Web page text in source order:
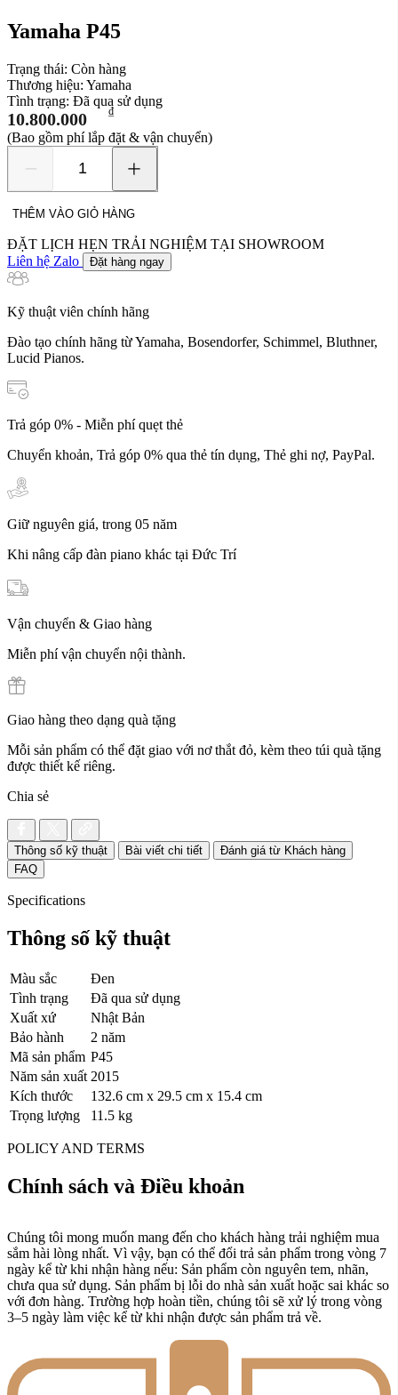
Yamaha P45
Trạng thái: Còn hàng
Thương hiệu: Yamaha
Tình trạng: Đã qua sử dụng
10.800.000 ₫
(Bao gồm phí lắp đặt & vận chuyển)
P45
số
lượng
THÊM VÀO GIỎ HÀNG
ĐẶT LỊCH HẸN TRẢI NGHIỆM TẠI SHOWROOM
Liên hệ Zalo
Đặt hàng ngay
Kỹ thuật viên chính hãng
Đào tạo chính hãng từ Yamaha, Bosendorfer, Schimmel, Bluthner,
Lucid Pianos.
Trả góp 0% - Miễn phí quẹt thẻ
Chuyển khoản, Trả góp 0% qua thẻ tín dụng, Thẻ ghi nợ, PayPal.
Giữ nguyên giá, trong 05 năm
Khi nâng cấp đàn piano khác tại Đức Trí
Vận chuyển & Giao hàng
Miễn phí vận chuyển nội thành.
Giao hàng theo dạng quà tặng
Mỗi sản phẩm có thể đặt giao với nơ thắt đỏ, kèm theo túi quà tặng
được thiết kế riêng.
Chia sẻ
Thông số kỹ thuật Bài viết chi tiết
Đánh giá từ Khách hàng
FAQ
Specifications
Thông số kỹ thuật
Màu sắc
Đen
Tình trạng
Đã qua sử dụng
Xuất xứ
Nhật Bản
Bảo hành
2 năm
Mã sản phẩm P45
Năm sản xuất 2015
Kích thước
132.6 cm x 29.5 cm x 15.4 cm
Trọng lượng
11.5 kg
POLICY AND TERMS
Chính sách và Điều khoản
Chúng tôi mong muốn mang đến cho khách hàng trải nghiệm mua
sắm hài lòng nhất. Vì vậy, bạn có thể đổi trả sản phẩm trong vòng 7
ngày kể từ khi nhận hàng nếu: Sản phẩm còn nguyên tem, nhãn,
chưa qua sử dụng. Sản phẩm bị lỗi do nhà sản xuất hoặc sai khác so
với đơn hàng. Trường hợp hoàn tiền, chúng tôi sẽ xử lý trong vòng
3–5 ngày làm việc kể từ khi nhận được sản phẩm trả về.